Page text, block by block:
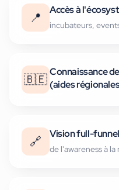
📍
Accès à
incubateurs,
🇧🇪
Connaissance
(aides
🔗
Vision full-funnel
de l'awareness à